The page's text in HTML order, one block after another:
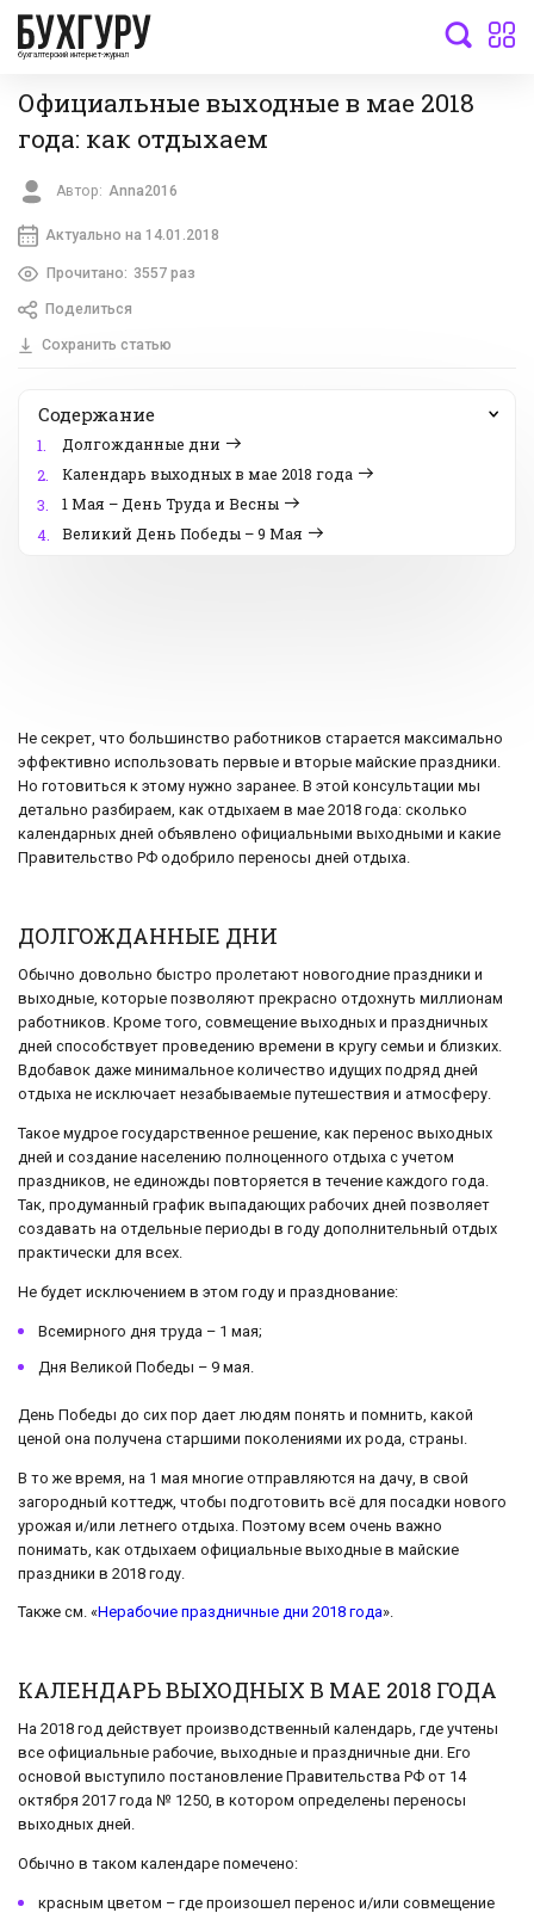
бухгалтерский интернет-журнал
Официальные выходные в мае 2018
года: как отдыхаем
Автор: Anna2016
Актуально на 14.01.2018
Прочитано: 3557 раз
Поделиться
Сохранить статью
Содержание
1.
Долгожданные дни
2.
Календарь выходных в мае 2018 года
3.
1 Мая – День Труда и Весны
4.
Великий День Победы – 9 Мая
Не секрет, что большинство работников старается максимально
эффективно использовать первые и вторые майские праздники.
Но готовиться к этому нужно заранее. В этой консультации мы
детально разбираем, как отдыхаем в мае 2018 года: сколько
календарных дней объявлено официальными выходными и какие
Правительство РФ одобрило переносы дней отдыха.
ДОЛГОЖДАННЫЕ ДНИ
Обычно довольно быстро пролетают новогодние праздники и
выходные, которые позволяют прекрасно отдохнуть миллионам
работников. Кроме того, совмещение выходных и праздничных
дней способствует проведению времени в кругу семьи и близких.
Вдобавок даже минимальное количество идущих подряд дней
отдыха не исключает незабываемые путешествия и атмосферу.
Такое мудрое государственное решение, как перенос выходных
дней и создание населению полноценного отдыха с учетом
праздников, не единожды повторяется в течение каждого года.
Так, продуманный график выпадающих рабочих дней позволяет
создавать на отдельные периоды в году дополнительный отдых
практически для всех.
Не будет исключением в этом году и празднование:
Всемирного дня труда – 1 мая;
Дня Великой Победы – 9 мая.
День Победы до сих пор дает людям понять и помнить, какой
ценой она получена старшими поколениями их рода, страны.
В то же время, на 1 мая многие отправляются на дачу, в свой
загородный коттедж, чтобы подготовить всё для посадки нового
урожая и/или летнего отдыха. Поэтому всем очень важно
понимать, как отдыхаем официальные выходные в майские
праздники в 2018 году.
Также см. «Нерабочие праздничные дни 2018 года».
КАЛЕНДАРЬ ВЫХОДНЫХ В МАЕ 2018 ГОДА
На 2018 год действует производственный календарь, где учтены
все официальные рабочие, выходные и праздничные дни. Его
основой выступило постановление Правительства РФ от 14
октября 2017 года № 1250, в котором определены переносы
выходных дней.
Обычно в таком календаре помечено:
красным цветом – где произошел перенос и/или совмещение